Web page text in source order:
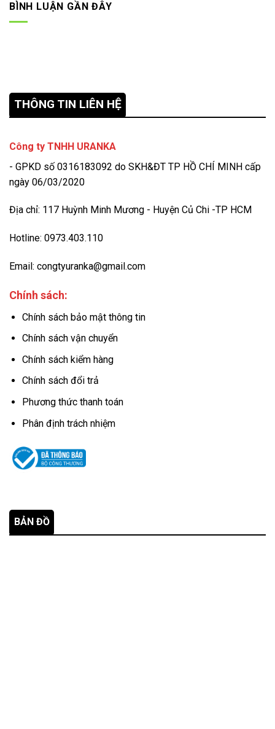
BÌNH LUẬN GẦN ĐÂY
THÔNG TIN LIÊN HỆ
Công ty TNHH URANKA
- GPKD số 0316183092 do SKH&ĐT TP HỒ CHÍ MINH cấp
ngày 06/03/2020
Địa chỉ: 117 Huỳnh Minh Mương - Huyện Củ Chi -TP HCM
Hotline: 0973.403.110
Email: congtyuranka@gmail.com
Chính sách:
Chính sách bảo mật thông tin
Chính sách vận chuyển
Chính sách kiểm hàng
Chính sách đổi trả
Phương thức thanh toán
Phân định trách nhiệm
BẢN ĐỒ